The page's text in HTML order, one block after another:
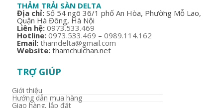
THẢM TRẢI SÀN DELTA
Địa chỉ: Số 54 ngõ 36/1 phố An Hòa, Phường Mỗ Lao,
Quận Hà Đông, Hà Nội
Liên hệ: 0973.533.469
Hotline: 0973.533.469 – 0989.114.162
Email: thamdelta@gmail.com
Website: thamchuichan.net
TRỢ GIÚP
Giới thiệu
Hướng dẫn mua hàng
Giao hàng, lắp đặt